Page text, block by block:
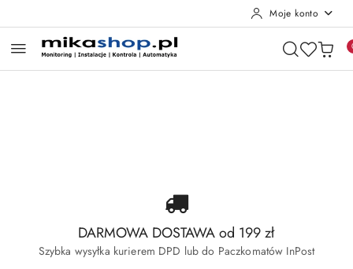
Moje konto
DARMOWA DOSTAWA od 199 zł
Szybka wysyłka kurierem DPD lub do Paczkomatów InPost